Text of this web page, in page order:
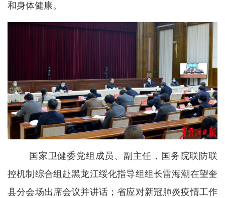
和身体健康。
国家卫健委党组成员、副主任，国务院联防联
控机制综合组赴黑龙江绥化指导组组长雷海潮在望奎
县分会场出席会议并讲话；省应对新冠肺炎疫情工作